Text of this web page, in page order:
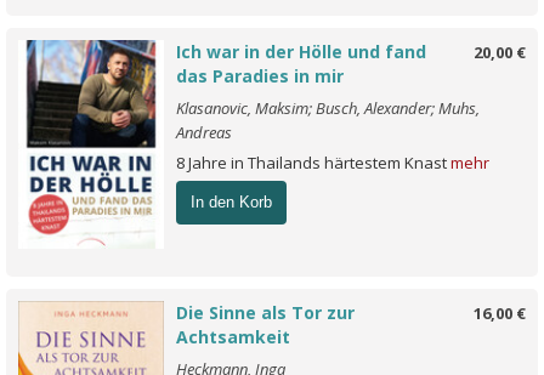
20,00 €
Ich war in der Hölle und fand
das Paradies in mir
Klasanovic, Maksim; Busch, Alexander; Muhs,
Andreas
8 Jahre in Thailands härtestem Knastmehr
In den Korb
16,00 €
Die Sinne als Tor zur
Achtsamkeit
Heckmann, Inga